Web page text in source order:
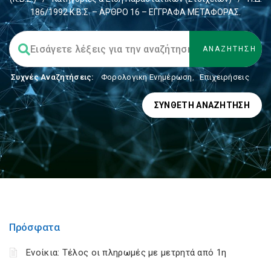
186/1992 Κ.Β.Σ. – ΑΡΘΡΟ 16 – ΕΓΓΡΑΦΑ ΜΕΤΑΦΟΡΑΣ.
Συχνές Αναζητήσεις: Φορολογικη Ενημέρωση, Επιχειρήσεις
ΣΎΝΘΕΤΗ ΑΝΑΖΉΤΗΣΗ
Πρόσφατα
Ενοίκια: Τέλος οι πληρωμές με μετρητά από 1η